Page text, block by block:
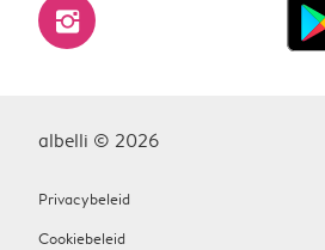
instagram
albelli © 2026
Privacybeleid
Cookiebeleid